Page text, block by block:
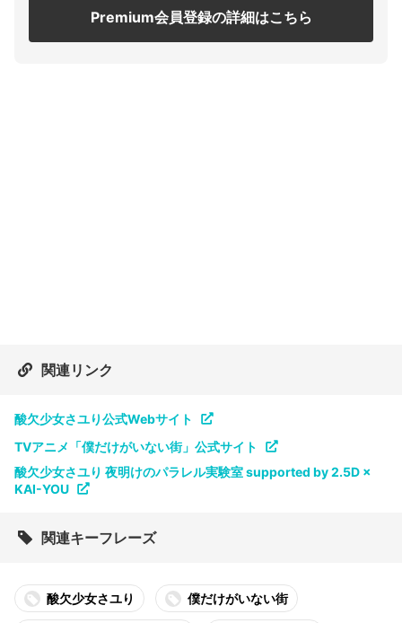
Premium会員登録の詳細はこちら
関連リンク
酸欠少女さユり公式Webサイト
TVアニメ「僕だけがいない街」公式サイト
酸欠少女さユり 夜明けのパラレル実験室 supported by 2.5D ×
KAI-YOU
関連キーフレーズ
酸欠少女さユり 僕だけがいない街